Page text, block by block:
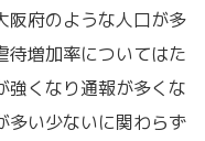
阪府のような人口が多
待増加率についてはた
強くなり通報が多くな
多い少ないに関わらず